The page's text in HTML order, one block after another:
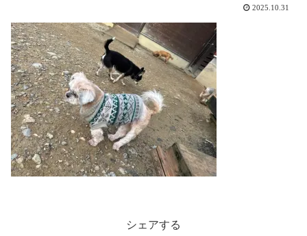
2025.10.31
シェアする